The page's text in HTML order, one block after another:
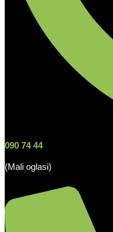
090 74 44
(Mali oglasi)